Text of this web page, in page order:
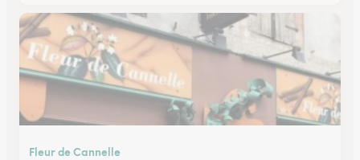
Fleur de Cannelle